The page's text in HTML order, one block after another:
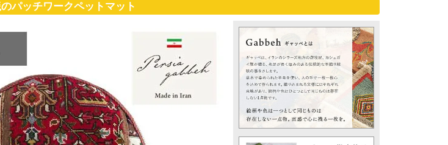
パッチワークペットマット